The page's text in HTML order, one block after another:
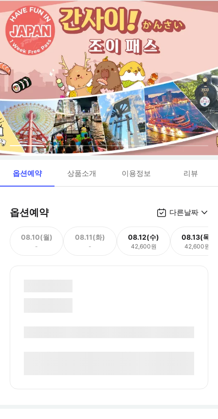
옵션예약 상품소개 이용정보 리뷰
옵션예약 다른날짜
08.10(월)
-
08.11(화)
-
08.12(수)
42,600원
08.13(목)
42,600원